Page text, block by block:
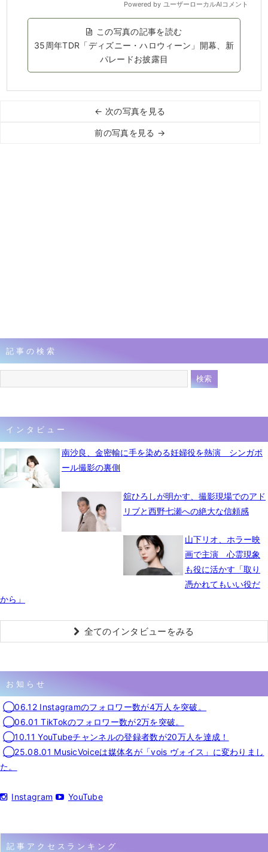
この写真の記事を読む
35周年TDR「ディズニー・ハロウィーン」開幕、新
パレードお披露目
← 次の写真を見る
前の写真を見る →
記事の検索
インタビュー
南沙良、金密輸に手を染める妊婦役を熱演 シンガポ
ール撮影の裏側
舘ひろしが明かす、撮影現場でのアド
リブと西野七瀬への絶大な信頼感
山下リオ、ホラー映
画で主演 心霊現象
も役に活かす「取り
憑かれてもいい役だ
から」
全てのインタビューをみる
お知らせ
◯06.12 Instagramのフォロワー数が4万人を突破。
◯06.01 TikTokのフォロワー数が2万を突破。
◯10.11 YouTubeチャンネルの登録者数が20万人を達成！
◯25.08.01 MusicVoiceは媒体名が「vois ヴォイス」に変わりまし
た。
Instagram YouTube
記事アクセスランキング